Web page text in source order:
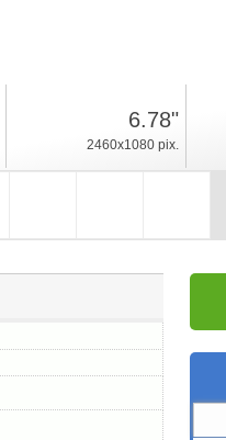
6.78"
2460x1080 pix.